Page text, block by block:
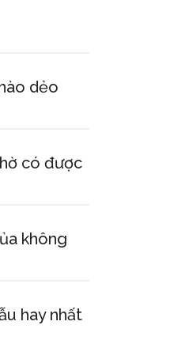
dẻo
có được
không
hay nhất